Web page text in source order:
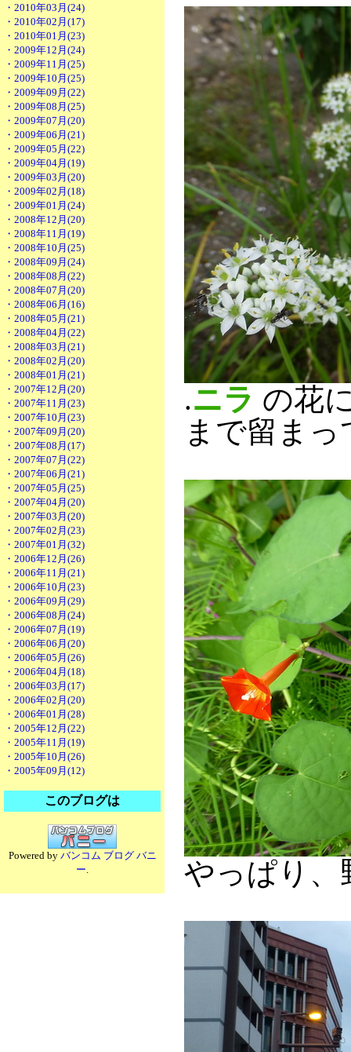
・2010年03月(24)
・2010年02月(17)
・2010年01月(23)
・2009年12月(24)
・2009年11月(25)
・2009年10月(25)
・2009年09月(22)
・2009年08月(25)
・2009年07月(20)
・2009年06月(21)
・2009年05月(22)
・2009年04月(19)
・2009年03月(20)
・2009年02月(18)
・2009年01月(24)
・2008年12月(20)
・2008年11月(19)
・2008年10月(25)
・2008年09月(24)
・2008年08月(22)
・2008年07月(20)
・2008年06月(16)
・2008年05月(21)
・2008年04月(22)
・2008年03月(21)
・2008年02月(20)
・2008年01月(21)
・2007年12月(20)
・2007年11月(23)
・2007年10月(23)
・2007年09月(20)
・2007年08月(17)
・2007年07月(22)
・2007年06月(21)
・2007年05月(25)
・2007年04月(20)
・2007年03月(20)
・2007年02月(23)
・2007年01月(32)
・2006年12月(26)
・2006年11月(21)
・2006年10月(23)
・2006年09月(29)
・2006年08月(24)
・2006年07月(19)
・2006年06月(20)
・2006年05月(26)
・2006年04月(18)
・2006年03月(17)
・2006年02月(20)
・2006年01月(28)
・2005年12月(22)
・2005年11月(19)
・2005年10月(26)
・2005年09月(12)
このブログは
Powered by バンコム ブログ バニ
ー.
.ニラ の花
まで留ま
やっぱり